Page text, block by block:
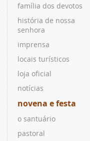
família dos devotos
história de nossa
senhora
imprensa
locais turísticos
loja oficial
notícias
novena e festa
o santuário
pastoral